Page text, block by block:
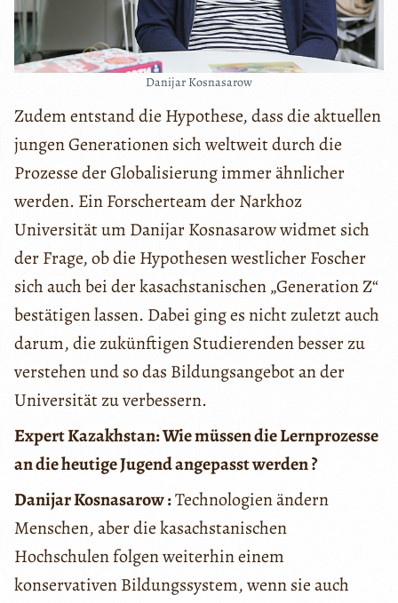
Danijar Kosnasarow
Zudem entstand die Hypothese, dass die aktuellen
jungen Generationen sich weltweit durch die
Prozesse der Globalisierung immer ähnlicher
werden. Ein Forscherteam der Narkhoz
Universität um Danijar Kosnasarow widmet sich
der Frage, ob die Hypothesen westlicher Foscher
sich auch bei der kasachstanischen „Generation Z“
bestätigen lassen. Dabei ging es nicht zuletzt auch
darum, die zukünftigen Studierenden besser zu
verstehen und so das Bildungsangebot an der
Universität zu verbessern.
Expert Kazakhstan: Wie müssen die Lernprozesse
an die heutige Jugend angepasst werden ?
Danijar Kosnasarow :Technologien ändern
Menschen, aber die kasachstanischen
Hochschulen folgen weiterhin einem
konservativen Bildungssystem, wenn sie auch